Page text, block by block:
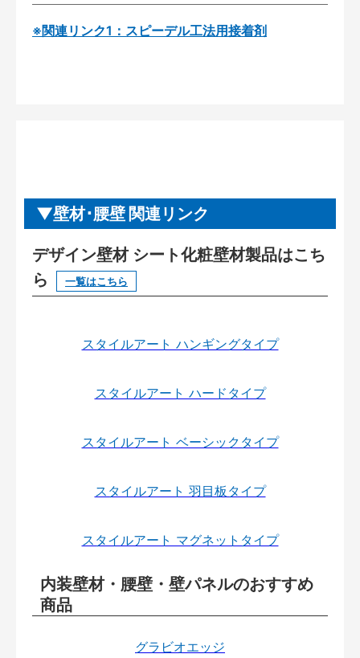
※関連リンク1：スピーデル工法用接着剤
壁材･腰壁 関連リンク
デザイン壁材 シート化粧壁材製品はこち
ら
一覧はこちら
スタイルアート ハンギングタイプ
スタイルアート ハードタイプ
スタイルアート ベーシックタイプ
スタイルアート 羽目板タイプ
スタイルアート マグネットタイプ
内装壁材・腰壁・壁パネルのおすすめ
商品
グラビオエッジ